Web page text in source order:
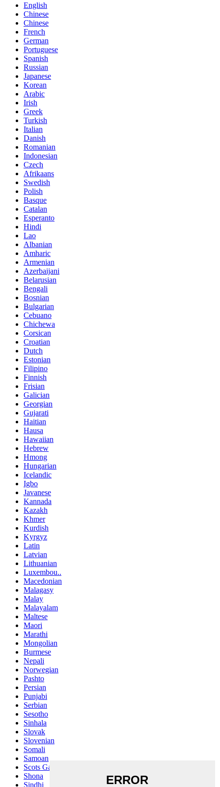
English
Chinese
Chinese
French
German
Portuguese
Spanish
Russian
Japanese
Korean
Arabic
Irish
Greek
Turkish
Italian
Danish
Romanian
Indonesian
Czech
Afrikaans
Swedish
Polish
Basque
Catalan
Esperanto
Hindi
Lao
Albanian
Amharic
Armenian
Azerbaijani
Belarusian
Bengali
Bosnian
Bulgarian
Cebuano
Chichewa
Corsican
Croatian
Dutch
Estonian
Filipino
Finnish
Frisian
Galician
Georgian
Gujarati
Haitian
Hausa
Hawaiian
Hebrew
Hmong
Hungarian
Icelandic
Igbo
Javanese
Kannada
Kazakh
Khmer
Kurdish
Kyrgyz
Latin
Latvian
Lithuanian
Luxembou..
Macedonian
Malagasy
Malay
Malayalam
Maltese
Maori
Marathi
Mongolian
Burmese
Nepali
Norwegian
Pashto
Persian
Punjabi
Serbian
Sesotho
Sinhala
Slovak
Slovenian
Somali
Samoan
Scots Gaelic
Shona
Sindhi